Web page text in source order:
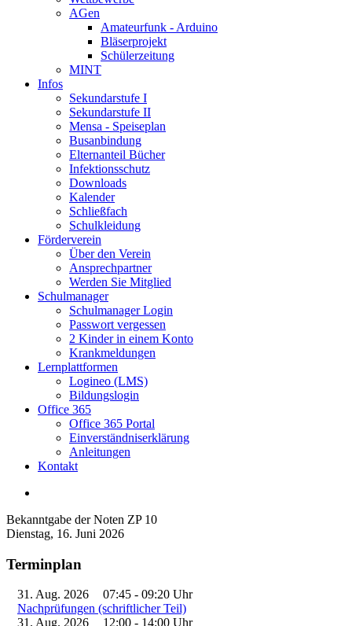
AGen
Amateurfunk - Arduino
Bläserprojekt
Schülerzeitung
MINT
Infos
Sekundarstufe I
Sekundarstufe II
Mensa - Speiseplan
Busanbindung
Elternanteil Bücher
Infektionsschutz
Downloads
Kalender
Schließfach
Schulkleidung
Förderverein
Über den Verein
Ansprechpartner
Werden Sie Mitglied
Schulmanager
Schulmanager Login
Passwort vergessen
2 Kinder in einem Konto
Krankmeldungen
Lernplattformen
Logineo (LMS)
Bildungslogin
Office 365
Office 365 Portal
Einverständniserklärung
Anleitungen
Kontakt
Bekanntgabe der Noten ZP 10
Dienstag, 16. Juni 2026
Terminplan
31. Aug. 2026 07:45 - 09:20 Uhr
Nachprüfungen (schriftlicher Teil)
31. Aug. 2026
12:00 - 14:00 Uhr